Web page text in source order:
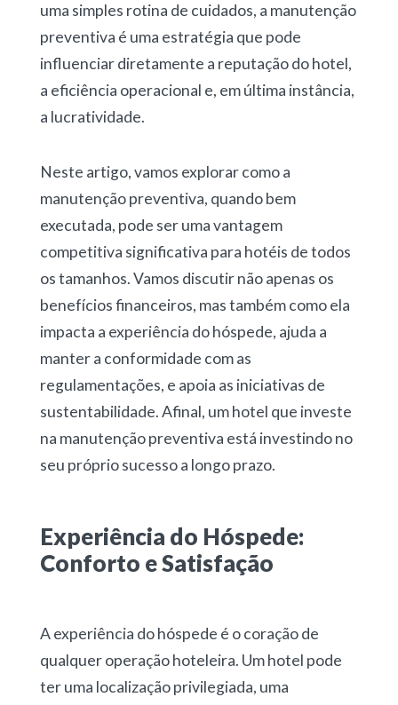
uma simples rotina de cuidados, a manutenção
preventiva é uma estratégia que pode
influenciar diretamente a reputação do hotel,
a eficiência operacional e, em última instância,
a lucratividade.
Neste artigo, vamos explorar como a
manutenção preventiva, quando bem
executada, pode ser uma vantagem
competitiva significativa para hotéis de todos
os tamanhos. Vamos discutir não apenas os
benefícios financeiros, mas também como ela
impacta a experiência do hóspede, ajuda a
manter a conformidade com as
regulamentações, e apoia as iniciativas de
sustentabilidade. Afinal, um hotel que investe
na manutenção preventiva está investindo no
seu próprio sucesso a longo prazo.
Experiência do Hóspede:
Conforto e Satisfação
A experiência do hóspede é o coração de
qualquer operação hoteleira. Um hotel pode
ter uma localização privilegiada, uma